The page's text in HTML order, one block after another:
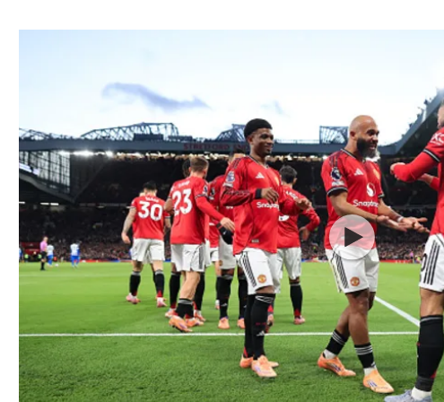
הפועל באר שבע
מכבי נתניה
בני יהודה